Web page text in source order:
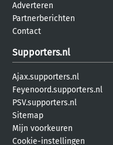
Adverteren
Partnerberichten
Contact
Supporters.nl
Ajax.supporters.nl
Feyenoord.supporters.nl
PSV.supporters.nl
Sitemap
Mijn voorkeuren
Cookie-instellingen